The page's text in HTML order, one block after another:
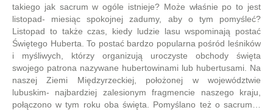
takiego jak sacrum w ogóle istnieje? Może właśnie po to jest
listopad- miesiąc spokojnej zadumy, aby o tym pomyśleć?
Listopad to także czas, kiedy ludzie lasu wspominają postać
Świętego Huberta. To postać bardzo popularna pośród leśników
i myśliwych, którzy organizują uroczyste obchody święta
swojego patrona nazywane hubertowinami lub hubertusami. Na
naszej Ziemi Międzyrzeckiej, położonej w województwie
lubuskim- najbardziej zalesionym fragmencie naszego kraju,
połączono w tym roku oba święta. Pomyślano też o sacrum…